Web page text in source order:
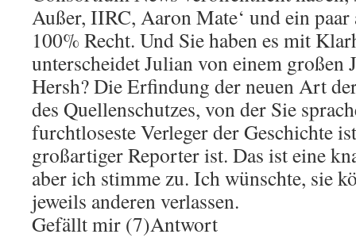
Außer, IIRC, Aaron Mate‘ und ein paar
100% Recht. Und Sie haben es mit
unterscheidet Julian von einem großen
Hersh? Die Erfindung der neuen Art
des Quellenschutzes, von der Sie
furchtloseste Verleger der Geschichte
großartiger Reporter ist. Das ist eine
aber ich stimme zu. Ich wünschte, sie
jeweils anderen verlassen.
Gefällt mir (7)Antwort